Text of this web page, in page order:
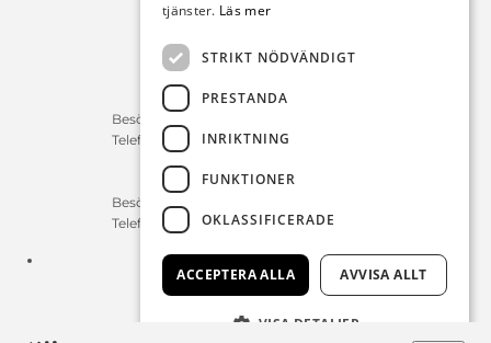
Bilförsäljning
Lördag : 10:00-14:00
Servicerådgivare
Besökstid Måndag – Fredag : 07:00-16:00
Telefontid Måndag – Fredag : 07:00-16:00
Reservdelar/Verkstad
Besökstid Måndag – Fredag : 07:00-16:00
Telefontid Måndag – Fredag : 07:00-16:00
0411-297 70
E-post: info@michelsensbil.se
tjänster. Läs mer
STRIKT NÖDVÄNDIGT
PRESTANDA
INRIKTNING
FUNKTIONER
OKLASSIFICERADE
ACCEPTERA ALLA AVVISA ALLT
VISA DETALJER